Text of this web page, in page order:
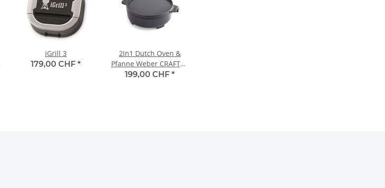
iGrill 3
179,00 CHF *
2in1 Dutch Oven &
Pfanne Weber CRAFTED
- Gourmet BBQ System
199,00 CHF *